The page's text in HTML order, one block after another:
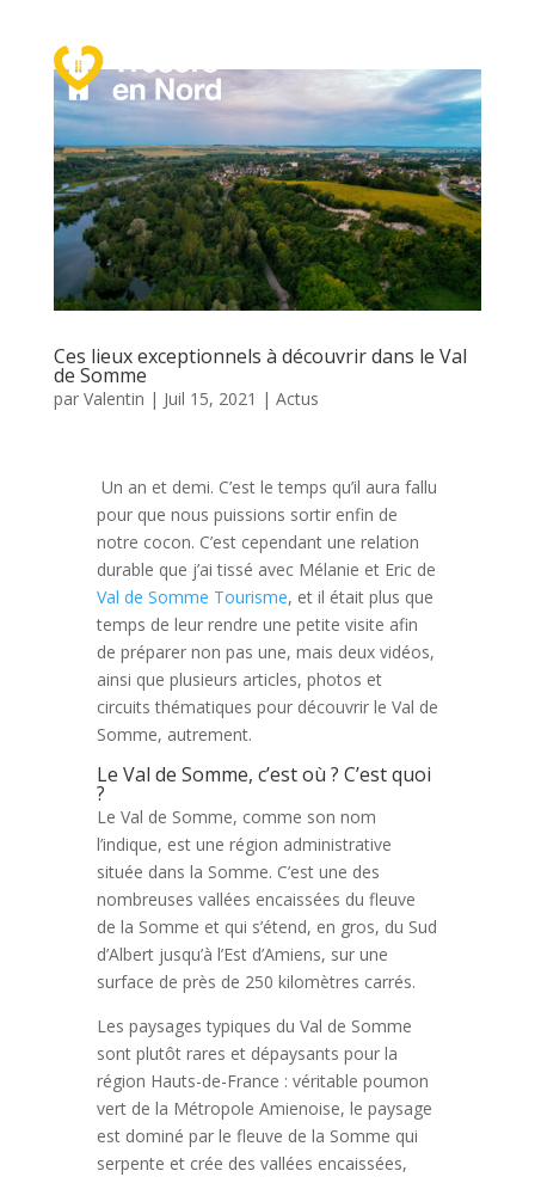
a
Ces lieux exceptionnels à découvrir dans le Val
de Somme
par Valentin | Juil 15, 2021 | Actus
Un an et demi. C’est le temps qu’il aura fallu
pour que nous puissions sortir enfin de
notre cocon. C’est cependant une relation
durable que j’ai tissé avec Mélanie et Eric de
Val de Somme Tourisme, et il était plus que
temps de leur rendre une petite visite afin
de préparer non pas une, mais deux vidéos,
ainsi que plusieurs articles, photos et
circuits thématiques pour découvrir le Val de
Somme, autrement.
Le Val de Somme, c’est où ? C’est quoi
?
Le Val de Somme, comme son nom
l’indique, est une région administrative
située dans la Somme. C’est une des
nombreuses vallées encaissées du fleuve
de la Somme et qui s’étend, en gros, du Sud
d’Albert jusqu’à l’Est d’Amiens, sur une
surface de près de 250 kilomètres carrés.
Les paysages typiques du Val de Somme
sont plutôt rares et dépaysants pour la
région Hauts-de-France : véritable poumon
vert de la Métropole Amienoise, le paysage
est dominé par le fleuve de la Somme qui
serpente et crée des vallées encaissées,